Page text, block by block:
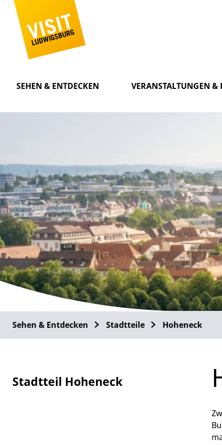
SEHEN & ENTDECKEN VERANSTALTUNGEN &
Sehen & Entdecken Stadtteile Hoheneck
Stadtteil Hoheneck